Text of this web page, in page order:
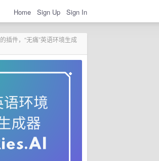
Home Sign Up Sign In
插件，“无痛”英语环境生成